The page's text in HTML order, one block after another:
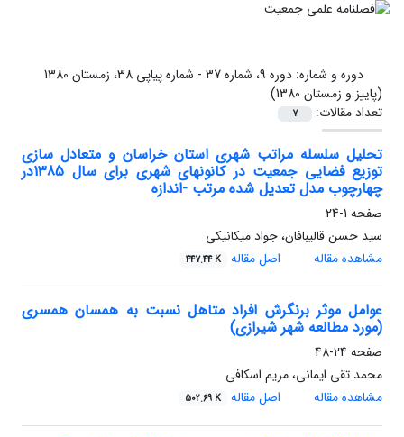
دوره و شماره:
دوره 9، شماره 37 - شماره پیاپی 38، زمستان 1380
(پاییز و زمستان 1380)
تعداد مقالات:
7
تحلیل سلسله مراتب شهری استان خراسان و متعادل سازی
توزیع فضایی جمعیت در کانونهای شهری برای سال 1385در
چهارچوب مدل تعدیل شده مرتب -اندازه
صفحه 1-24
سید حسن قالیبافان، جواد میکانیکی
مشاهده مقاله
اصل مقاله 447.44 K
عوامل موثر برنگرش افراد متاهل نسبت به همسان همسری
(مورد مطالعه شهر شیرازی)
صفحه 24-48
محمد تقی ایمانی، مریم اسکافی
مشاهده مقاله
اصل مقاله 502.69 K